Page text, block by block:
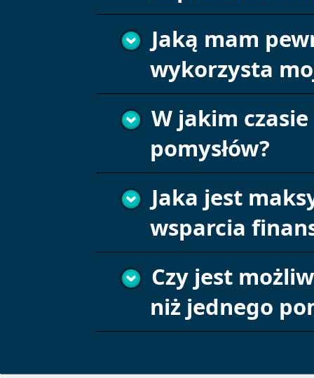
Jaką mam
wykorzysta
W jakim
pomysłów?
Jaka jest
wsparcia
Czy jest
niż jednego